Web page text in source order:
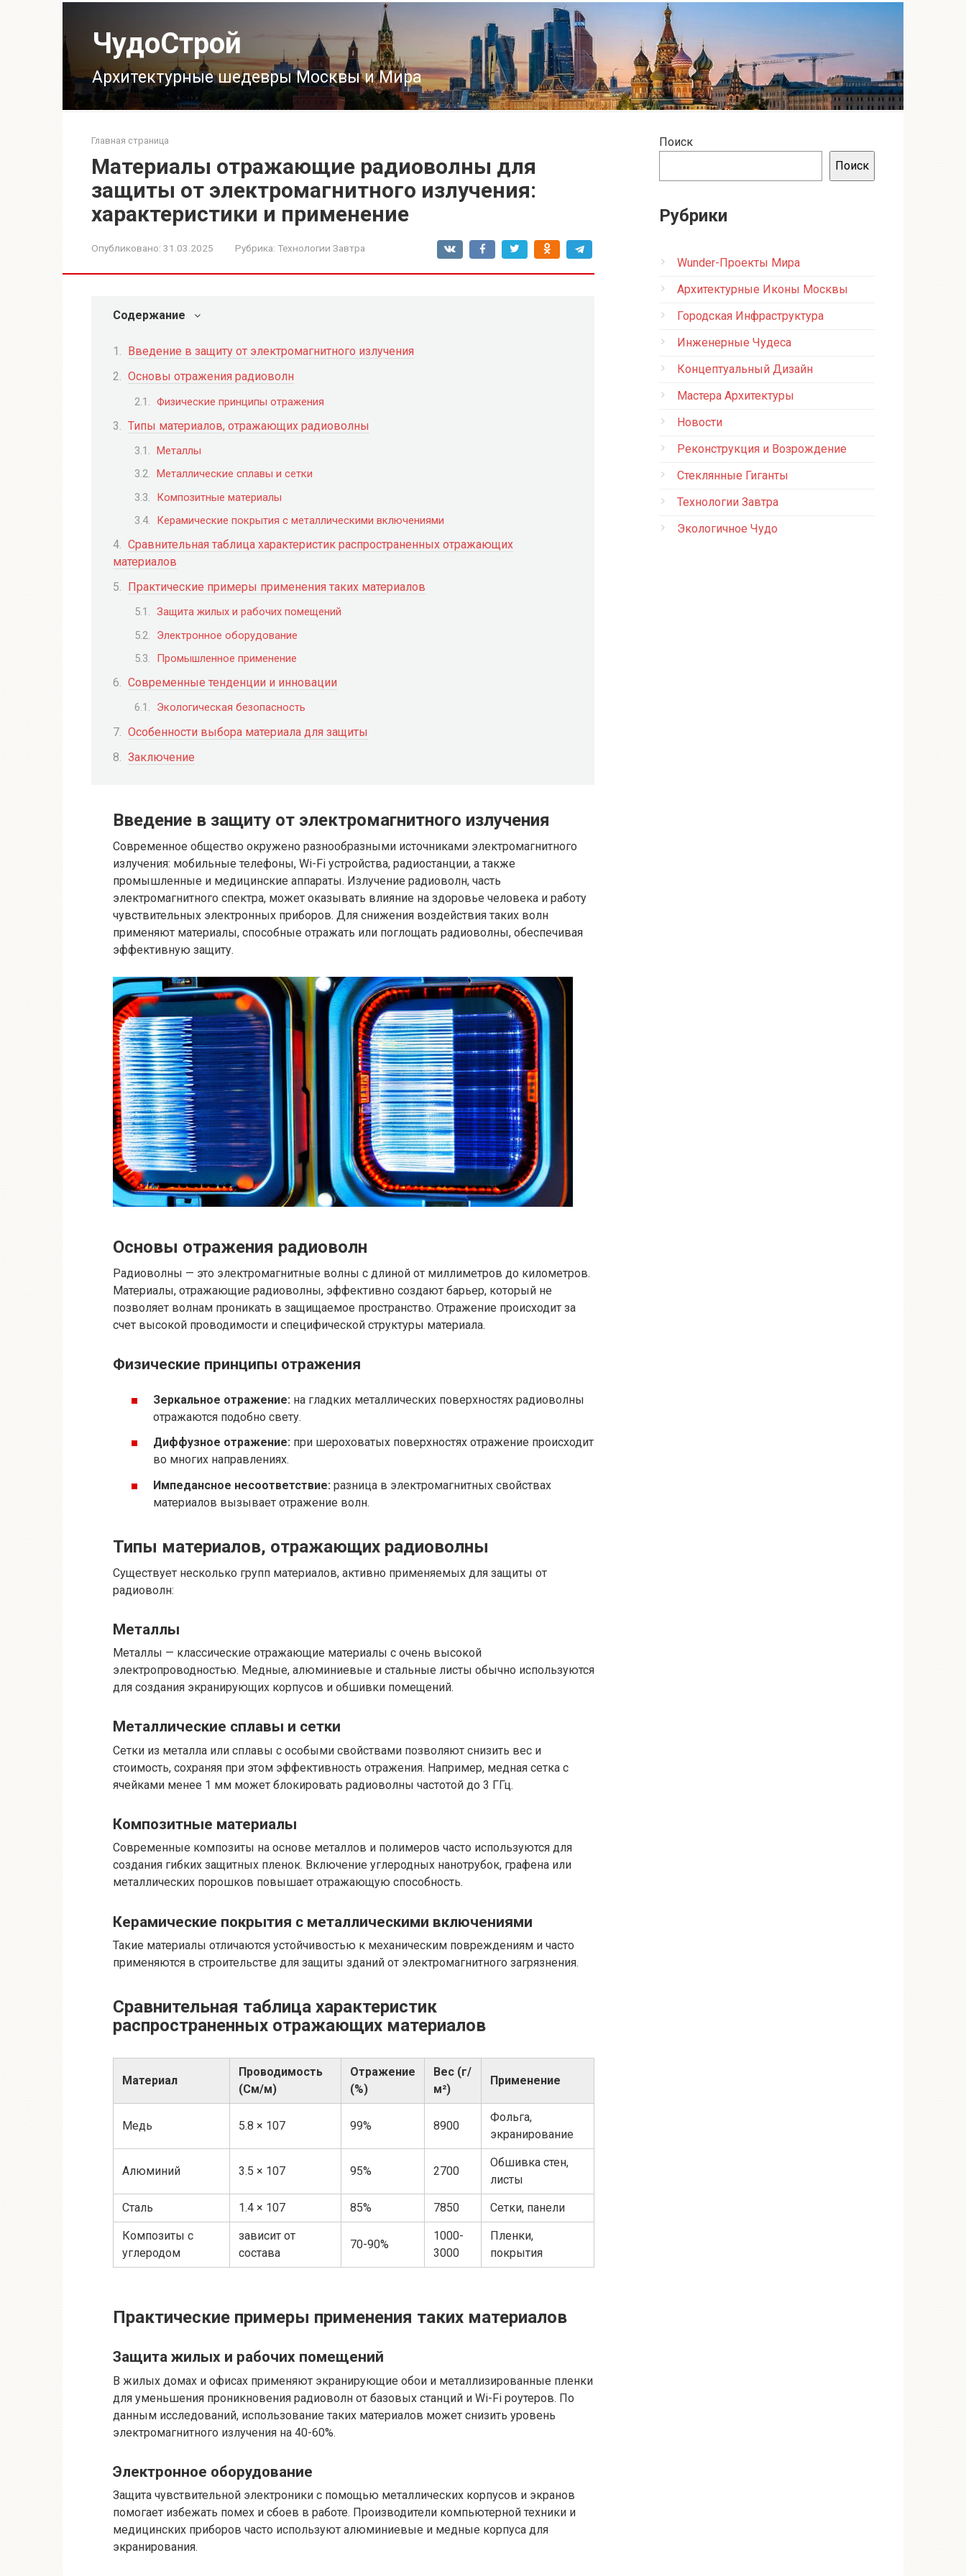
ЧудоСтрой
Архитектурные шедевры Москвы и Мира
Главная страница
Материалы отражающие радиоволны для
защиты от электромагнитного излучения:
характеристики и применение
Опубликовано: 31.03.2025 Рубрика: Технологии Завтра
Содержание
Введение в защиту от электромагнитного излучения
Основы отражения радиоволн
Физические принципы отражения
Типы материалов, отражающих радиоволны
Металлы
Металлические сплавы и сетки
Композитные материалы
Керамические покрытия с металлическими включениями
Сравнительная таблица характеристик распространенных отражающих
материалов
Практические примеры применения таких материалов
Защита жилых и рабочих помещений
Электронное оборудование
Промышленное применение
Современные тенденции и инновации
Экологическая безопасность
Особенности выбора материала для защиты
Заключение
Введение в защиту от электромагнитного излучения
Современное общество окружено разнообразными источниками электромагнитного
излучения: мобильные телефоны, Wi-Fi устройства, радиостанции, а также
промышленные и медицинские аппараты. Излучение радиоволн, часть
электромагнитного спектра, может оказывать влияние на здоровье человека и работу
чувствительных электронных приборов. Для снижения воздействия таких волн
применяют материалы, способные отражать или поглощать радиоволны, обеспечивая
эффективную защиту.
Основы отражения радиоволн
Радиоволны — это электромагнитные волны с длиной от миллиметров до километров.
Материалы, отражающие радиоволны, эффективно создают барьер, который не
позволяет волнам проникать в защищаемое пространство. Отражение происходит за
счет высокой проводимости и специфической структуры материала.
Физические принципы отражения
Зеркальное отражение: на гладких металлических поверхностях радиоволны
отражаются подобно свету.
Диффузное отражение: при шероховатых поверхностях отражение происходит
во многих направлениях.
Импедансное несоответствие: разница в электромагнитных свойствах
материалов вызывает отражение волн.
Типы материалов, отражающих радиоволны
Существует несколько групп материалов, активно применяемых для защиты от
радиоволн:
Металлы
Металлы — классические отражающие материалы с очень высокой
электропроводностью. Медные, алюминиевые и стальные листы обычно используются
для создания экранирующих корпусов и обшивки помещений.
Металлические сплавы и сетки
Сетки из металла или сплавы с особыми свойствами позволяют снизить вес и
стоимость, сохраняя при этом эффективность отражения. Например, медная сетка с
ячейками менее 1 мм может блокировать радиоволны частотой до 3 ГГц.
Композитные материалы
Современные композиты на основе металлов и полимеров часто используются для
создания гибких защитных пленок. Включение углеродных нанотрубок, графена или
металлических порошков повышает отражающую способность.
Керамические покрытия с металлическими включениями
Такие материалы отличаются устойчивостью к механическим повреждениям и часто
применяются в строительстве для защиты зданий от электромагнитного загрязнения.
Сравнительная таблица характеристик
распространенных отражающих материалов
Материал
Проводимость
(См/м)
Отражение
(%)
Вес (г/
м²)
Применение
Медь 5.8 × 107 99% 8900
Фольга,
экранирование
Алюминий 3.5 × 107 95% 2700
Обшивка стен,
листы
Сталь 1.4 × 107 85% 7850 Сетки, панели
Композиты с
углеродом
зависит от
состава
70-90%
1000-
3000
Пленки,
покрытия
Практические примеры применения таких материалов
Защита жилых и рабочих помещений
В жилых домах и офисах применяют экранирующие обои и металлизированные пленки
для уменьшения проникновения радиоволн от базовых станций и Wi-Fi роутеров. По
данным исследований, использование таких материалов может снизить уровень
электромагнитного излучения на 40-60%.
Электронное оборудование
Защита чувствительной электроники с помощью металлических корпусов и экранов
помогает избежать помех и сбоев в работе. Производители компьютерной техники и
медицинских приборов часто используют алюминиевые и медные корпуса для
экранирования.
Поиск
Поиск
Рубрики
Wunder-Проекты Мира
Архитектурные Иконы Москвы
Городская Инфраструктура
Инженерные Чудеса
Концептуальный Дизайн
Мастера Архитектуры
Новости
Реконструкция и Возрождение
Стеклянные Гиганты
Технологии Завтра
Экологичное Чудо